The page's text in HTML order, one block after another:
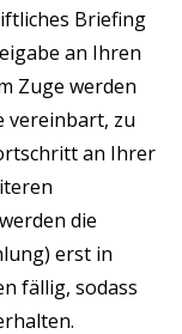
Briefing
an Ihren
Zuge werden
vereinbart, zu
an Ihrer
die
erst in
fällig, sodass